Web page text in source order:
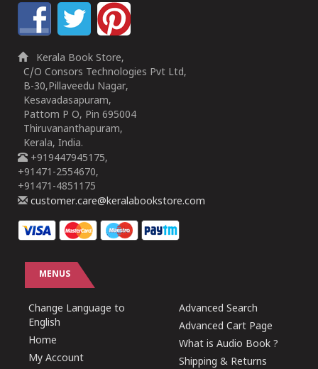
Kerala Book Store,
C/O Consors Technologies Pvt Ltd,
B-30,Pillaveedu Nagar,
Kesavadasapuram,
Pattom P O, Pin 695004
Thiruvananthapuram,
Kerala, India.
+919447945175,
+91471-2554670,
+91471-4851175
customer.care@keralabookstore.com
MENUS
Change Language to
English
Home
My Account
Advanced Search
Advanced Cart Page
What is Audio Book ?
Shipping & Returns